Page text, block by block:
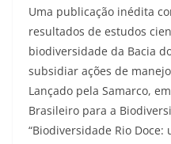
Uma publicação inédita
resultados de estudos
biodiversidade da Bacia
subsidiar ações de
Lançado pela Samarco,
Brasileiro para a
“Biodiversidade Rio